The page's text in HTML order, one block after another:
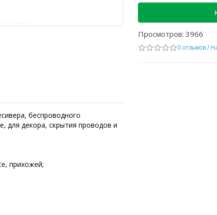
беспроводного
для декора, скрытия проводов и
прихожей;
Просмотров: 3966
0 отзывов/